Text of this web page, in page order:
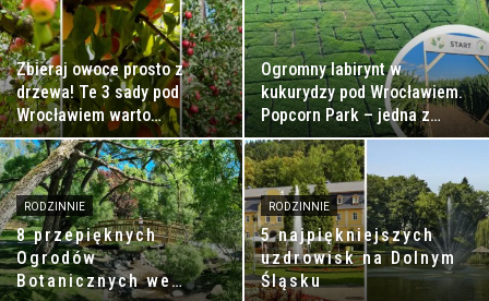
Zbieraj owoce prosto z
drzewa! Te 3 sady pod
Wrocławiem warto
odwiedzić jeszcze tego lata
Ogromny labirynt w
kukurydzy pod Wrocławiem.
Popcorn Park – jedna z
najbardziej niezwykłych
atrakcji tego...
RODZINNIE
8 przepięknych
Ogrodów
Botanicznych we
RODZINNIE
5 najpiękniejszych
uzdrowisk na Dolnym
Śląsku